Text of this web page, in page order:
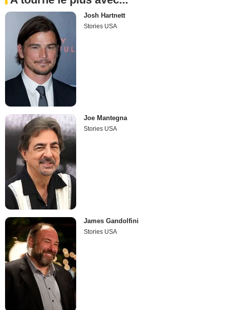
Josh Hartnett
Stories USA
Joe Mantegna
Stories USA
James Gandolfini
Stories USA